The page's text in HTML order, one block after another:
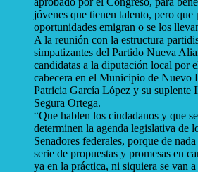
jóvenes que tienen talento, pero que
oportunidades emigran o se los
A la reunión con la estructura
simpatizantes del Partido Nueva
candidatas a la diputación local por
cabecera en el Municipio de Nuevo
Patricia García López y su suplente
Segura Ortega.
“Que hablen los ciudadanos y que
determinen la agenda legislativa de
Senadores federales, porque de
serie de propuestas y promesas en
ya en la práctica, ni siquiera se van